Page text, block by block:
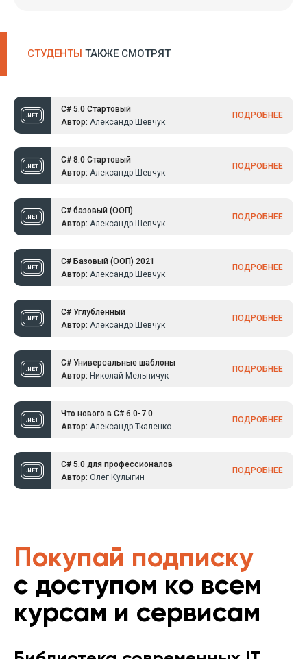
СТУДЕНТЫ ТАКЖЕ СМОТРЯТ
C# 5.0 Стартовый
Автор: Александр Шевчук
ПОДРОБНЕЕ
C# 8.0 Стартовый
Автор: Александр Шевчук
ПОДРОБНЕЕ
C# базовый (ООП)
Автор: Александр Шевчук
ПОДРОБНЕЕ
C# Базовый (ООП) 2021
Автор: Александр Шевчук
ПОДРОБНЕЕ
C# Углубленный
Автор: Александр Шевчук
ПОДРОБНЕЕ
C# Универсальные шаблоны
Автор: Николай Мельничук
ПОДРОБНЕЕ
Что нового в C# 6.0-7.0
Автор: Александр Ткаленко
ПОДРОБНЕЕ
C# 5.0 для профессионалов
Автор: Олег Кулыгин
ПОДРОБНЕЕ
Покупай подписку
с доступом ко всем
курсам и сервисам